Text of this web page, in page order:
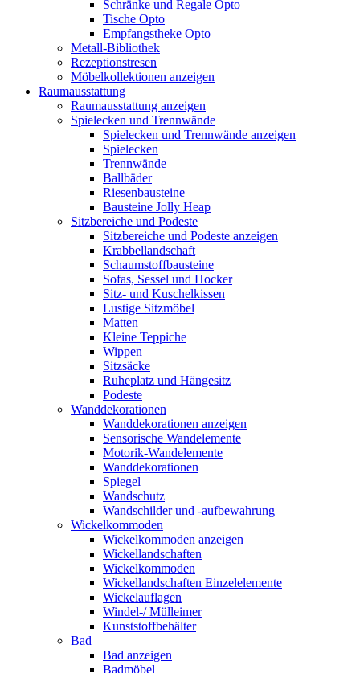
Schränke und Regale Opto
Tische Opto
Empfangstheke Opto
Metall-Bibliothek
Rezeptionstresen
Möbelkollektionen anzeigen
Raumausstattung
Raumausstattung anzeigen
Spielecken und Trennwände
Spielecken und Trennwände anzeigen
Spielecken
Trennwände
Ballbäder
Riesenbausteine
Bausteine Jolly Heap
Sitzbereiche und Podeste
Sitzbereiche und Podeste anzeigen
Krabbellandschaft
Schaumstoffbausteine
Sofas, Sessel und Hocker
Sitz- und Kuschelkissen
Lustige Sitzmöbel
Matten
Kleine Teppiche
Wippen
Sitzsäcke
Ruheplatz und Hängesitz
Podeste
Wanddekorationen
Wanddekorationen anzeigen
Sensorische Wandelemente
Motorik-Wandelemente
Wanddekorationen
Spiegel
Wandschutz
Wandschilder und -aufbewahrung
Wickelkommoden
Wickelkommoden anzeigen
Wickellandschaften
Wickelkommoden
Wickellandschaften Einzelelemente
Wickelauflagen
Windel-/ Mülleimer
Kunststoffbehälter
Bad
Bad anzeigen
Badmöbel